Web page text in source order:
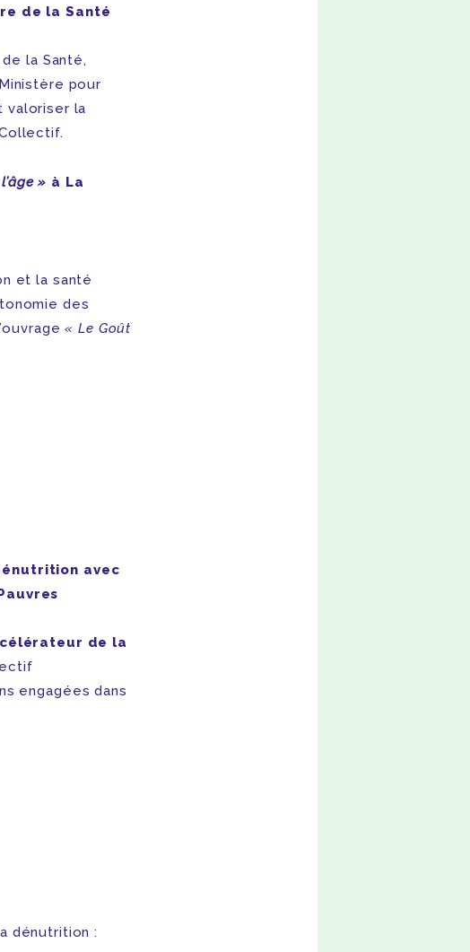
de la Santé
la Santé,
pour
valoriser la
» à La
et la santé
des
« Le Goût
avec
de la
engagées dans
dénutrition :